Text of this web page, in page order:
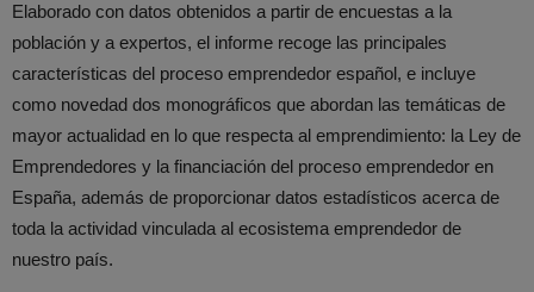
Elaborado con datos obtenidos a partir de encuestas a la
población y a expertos, el informe recoge las principales
características del proceso emprendedor español, e incluye
como novedad dos monográficos que abordan las temáticas de
mayor actualidad en lo que respecta al emprendimiento: la Ley de
Emprendedores y la financiación del proceso emprendedor en
España, además de proporcionar datos estadísticos acerca de
toda la actividad vinculada al ecosistema emprendedor de
nuestro país.